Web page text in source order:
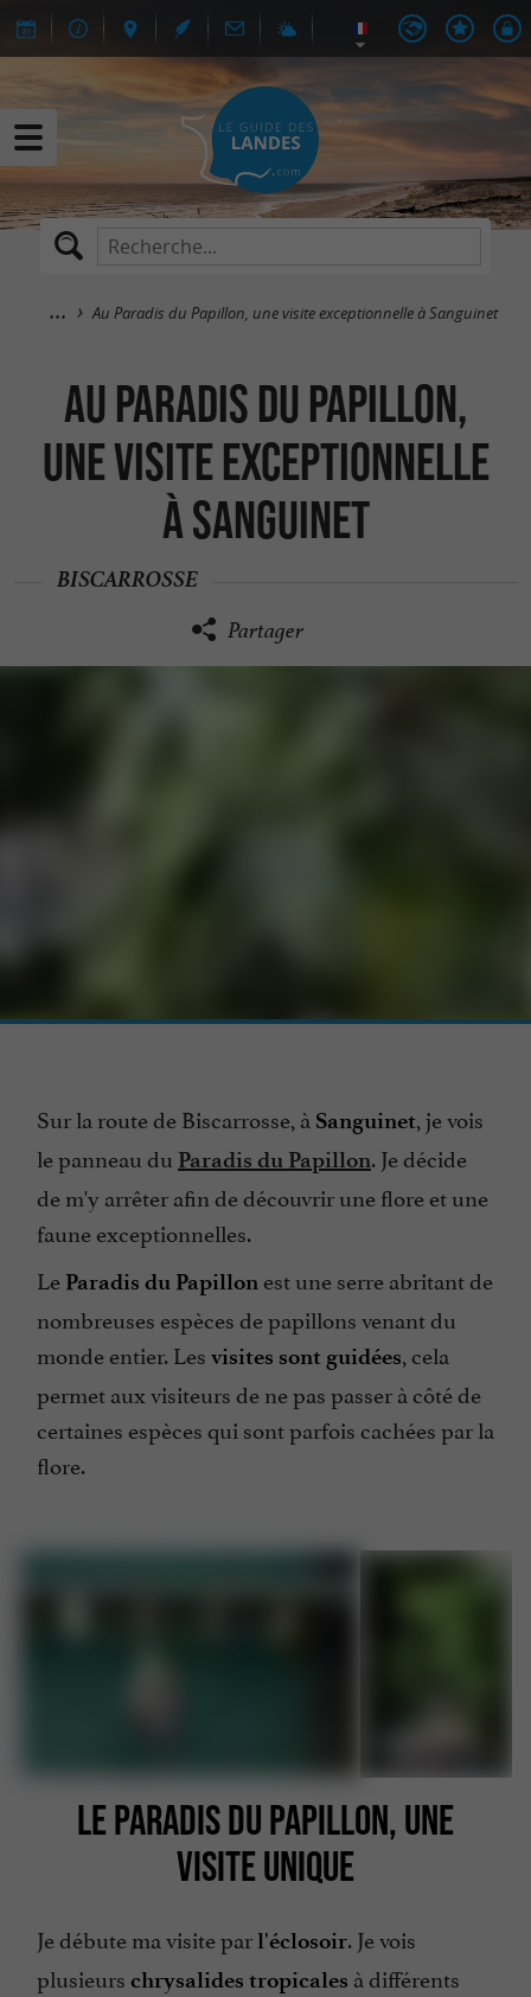
Au Paradis du Papillon, une visite exceptionnelle à Sanguinet
Au Paradis du Papillon,
une visite exceptionnelle
à Sanguinet
BISCARROSSE
Partager
Sur la route de Biscarrosse, à Sanguinet, je vois
le panneau du Paradis du Papillon. Je décide
de m'y arrêter afin de découvrir une flore et une
faune exceptionnelles.
Le Paradis du Papillon est une serre abritant de
nombreuses espèces de papillons venant du
monde entier. Les visites sont guidées, cela
permet aux visiteurs de ne pas passer à côté de
certaines espèces qui sont parfois cachées par la
flore.
LE PARADIS DU PAPILLON, UNE
VISITE UNIQUE
Je débute ma visite parl'éclosoir. Je vois
plusieurs chrysalides tropicales à différents